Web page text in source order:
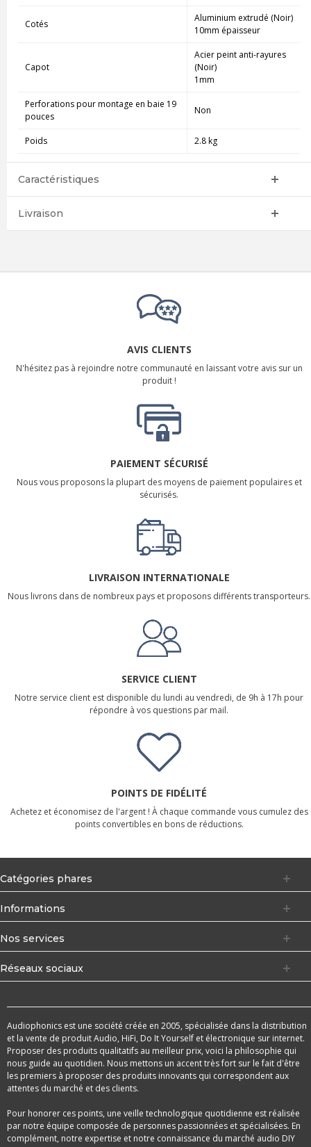
Cotés
Aluminium extrudé (Noir)
10mm épaisseur
Capot
Acier peint anti-rayures
(Noir)
1mm
Perforations pour montage en baie 19
pouces
Non
Poids 2.8 kg
Caractéristiques
Livraison
AVIS CLIENTS
N'hésitez pas à rejoindre notre communauté en laissant votre avis sur un
produit !
PAIEMENT SÉCURISÉ
Nous vous proposons la plupart des moyens de paiement populaires et
sécurisés.
LIVRAISON INTERNATIONALE
Nous livrons dans de nombreux pays et proposons différents transporteurs.
SERVICE CLIENT
Notre service client est disponible du lundi au vendredi, de 9h à 17h pour
répondre à vos questions par mail.
POINTS DE FIDÉLITÉ
Achetez et économisez de l'argent ! À chaque commande vous cumulez des
points convertibles en bons de réductions.
Catégories phares
Informations
Nos services
Réseaux sociaux
Audiophonics est une société créée en 2005, spécialisée dans la distribution
et la vente de produit Audio, HiFi, Do It Yourself et électronique sur internet.
Proposer des produits qualitatifs au meilleur prix, voici la philosophie qui
nous guide au quotidien. Nous mettons un accent très fort sur le fait d'être
les premiers à proposer des produits innovants qui correspondent aux
attentes du marché et des clients.
Pour honorer ces points, une veille technologique quotidienne est réalisée
par notre équipe composée de personnes passionnées et spécialisées. En
complément, notre expertise et notre connaissance du marché audio DIY